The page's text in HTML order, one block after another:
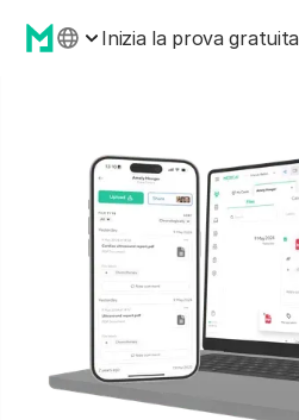
Inizia la prova gratuita